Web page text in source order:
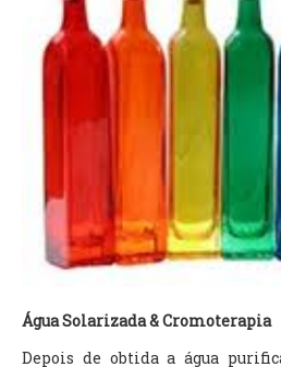
Água Solarizada & Cromoterapia
Depois de obtida a água